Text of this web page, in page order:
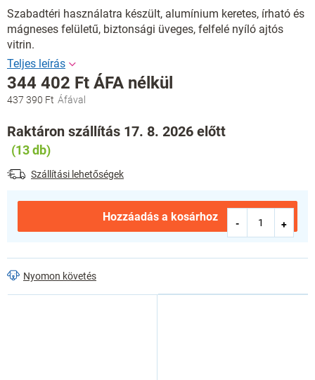
Szabadtéri használatra készült, alumínium keretes, írható és
mágneses felületű, biztonsági üveges, felfelé nyíló ajtós
vitrin.
437 390 Ft
344 402 Ft ÁFA nélkül
Egységár:
Raktáron szállítás 17. 8. 2026 előtt
(13 db)
Szállítási lehetőségek
Hozzáadás a kosárhoz
Nyomon követés